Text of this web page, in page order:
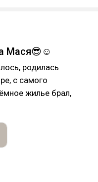
Мася😎☺️
родилась
с самого
жилье брал,